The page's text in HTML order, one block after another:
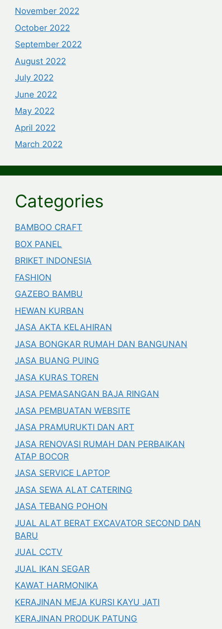
November 2022
October 2022
September 2022
August 2022
July 2022
June 2022
May 2022
April 2022
March 2022
Categories
BAMBOO CRAFT
BOX PANEL
BRIKET INDONESIA
FASHION
GAZEBO BAMBU
HEWAN KURBAN
JASA AKTA KELAHIRAN
JASA BONGKAR RUMAH DAN BANGUNAN
JASA BUANG PUING
JASA KURAS TOREN
JASA PEMASANGAN BAJA RINGAN
JASA PEMBUATAN WEBSITE
JASA PRAMURUKTI DAN ART
JASA RENOVASI RUMAH DAN PERBAIKAN
ATAP BOCOR
JASA SERVICE LAPTOP
JASA SEWA ALAT CATERING
JASA TEBANG POHON
JUAL ALAT BERAT EXCAVATOR SECOND DAN
BARU
JUAL CCTV
JUAL IKAN SEGAR
KAWAT HARMONIKA
KERAJINAN MEJA KURSI KAYU JATI
KERAJINAN PRODUK PATUNG